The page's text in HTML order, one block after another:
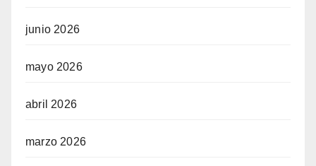
junio 2026
mayo 2026
abril 2026
marzo 2026